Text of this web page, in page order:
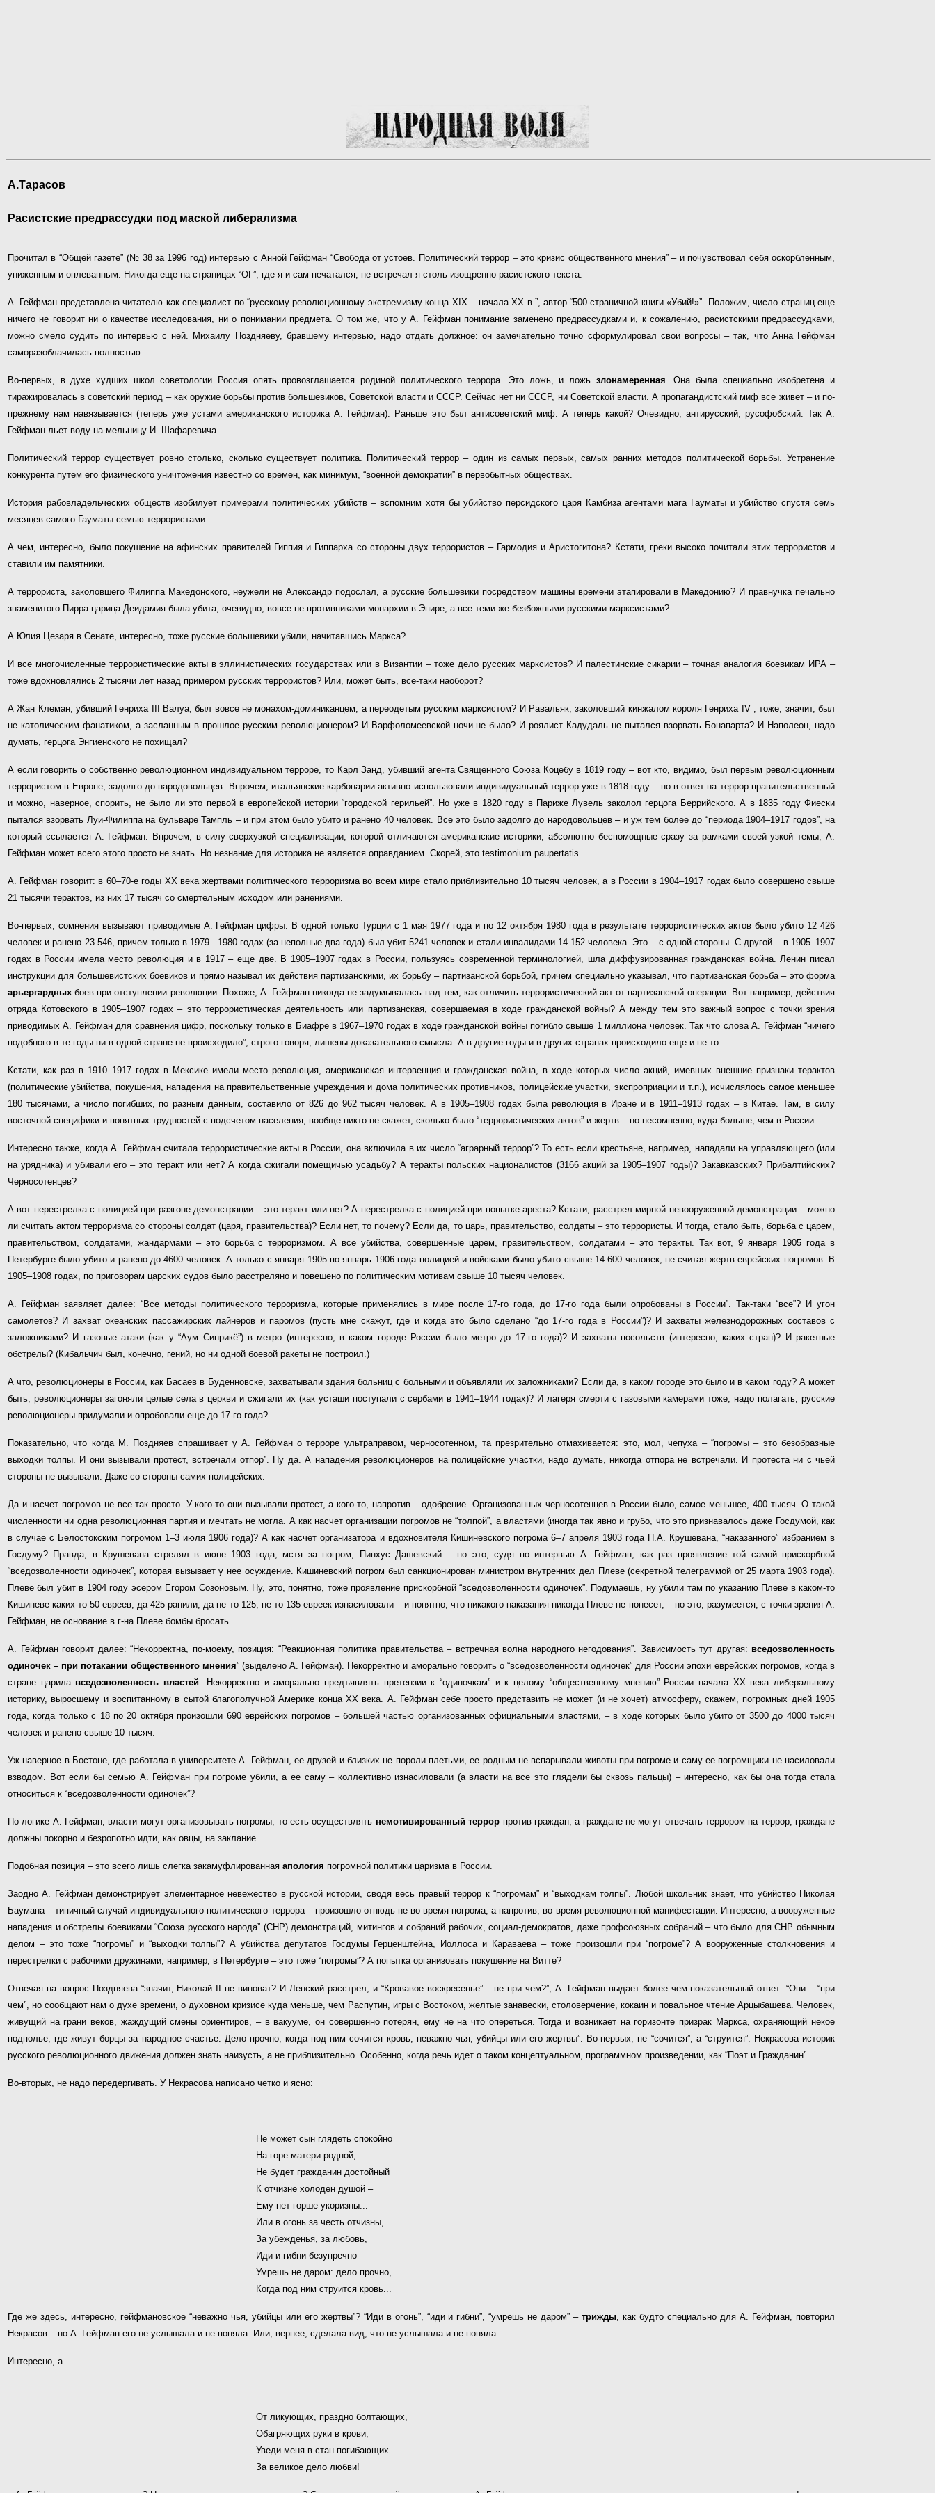
А.Тарасов
Расистские предрассудки под маской либерализма
Прочитал в “Общей газете” (№ 38 за 1996 год) интервью с Анной Гейфман “Свобода от устоев. Политический террор – это кризис общественного мнения” – и почувствовал себя оскорбленным,
униженным и оплеванным. Никогда еще на страницах “ОГ”, где я и сам печатался, не встречал я столь изощренно расистского текста.
А. Гейфман представлена читателю как специалист по “русскому революционному экстремизму конца XIX – начала XX в.”, автор “500-страничной книги «Убий!»”. Положим, число страниц еще
ничего не говорит ни о качестве исследования, ни о понимании предмета. О том же, что у А. Гейфман понимание заменено предрассудками и, к сожалению, расистскими предрассудками,
можно смело судить по интервью с ней. Михаилу Поздняеву, бравшему интервью, надо отдать должное: он замечательно точно сформулировал свои вопросы – так, что Анна Гейфман
саморазоблачилась полностью.
Во-первых, в духе худших школ советологии Россия опять провозглашается родиной политического террора. Это ложь, и ложь злонамеренная. Она была специально изобретена и
тиражировалась в советский период – как оружие борьбы против большевиков, Советской власти и СССР. Сейчас нет ни СССР, ни Советской власти. А пропагандистский миф все живет – и по-
прежнему нам навязывается (теперь уже устами американского историка А. Гейфман). Раньше это был антисоветский миф. А теперь какой? Очевидно, антирусский, русофобский. Так А.
Гейфман льет воду на мельницу И. Шафаревича.
Политический террор существует ровно столько, сколько существует политика. Политический террор – один из самых первых, самых ранних методов политической борьбы. Устранение
конкурента путем его физического уничтожения известно со времен, как минимум, “военной демократии” в первобытных обществах.
История рабовладельческих обществ изобилует примерами политических убийств – вспомним хотя бы убийство персидского царя Камбиза агентами мага Гауматы и убийство спустя семь
месяцев самого Гауматы семью террористами.
А чем, интересно, было покушение на афинских правителей Гиппия и Гиппарха со стороны двух террористов – Гармодия и Аристогитона? Кстати, греки высоко почитали этих террористов и
ставили им памятники.
А террориста, заколовшего Филиппа Македонского, неужели не Александр подослал, а русские большевики посредством машины времени этапировали в Македонию? И правнучка печально
знаменитого Пирра царица Деидамия была убита, очевидно, вовсе не противниками монархии в Эпире, а все теми же безбожными русскими марксистами?
А Юлия Цезаря в Сенате, интересно, тоже русские большевики убили, начитавшись Маркса?
И все многочисленные террористические акты в эллинистических государствах или в Византии – тоже дело русских марксистов? И палестинские сикарии – точная аналогия боевикам ИРА –
тоже вдохновлялись 2 тысячи лет назад примером русских террористов? Или, может быть, все-таки наоборот?
А Жан Клеман, убивший Генриха III Валуа, был вовсе не монахом-доминиканцем, а переодетым русским марксистом? И Равальяк, заколовший кинжалом короля Генриха IV , тоже, значит, был
не католическим фанатиком, а засланным в прошлое русским революционером? И Варфоломеевской ночи не было? И роялист Кадудаль не пытался взорвать Бонапарта? И Наполеон, надо
думать, герцога Энгиенского не похищал?
А если говорить о собственно революционном индивидуальном терроре, то Карл Занд, убивший агента Священного Союза Коцебу в 1819 году – вот кто, видимо, был первым революционным
террористом в Европе, задолго до народовольцев. Впрочем, итальянские карбонарии активно использовали индивидуальный террор уже в 1818 году – но в ответ на террор правительственный
и можно, наверное, спорить, не было ли это первой в европейской истории “городской герильей”. Но уже в 1820 году в Париже Лувель заколол герцога Беррийского. А в 1835 году Фиески
пытался взорвать Луи-Филиппа на бульваре Тампль – и при этом было убито и ранено 40 человек. Все это было задолго до народовольцев – и уж тем более до “периода 1904–1917 годов”, на
который ссылается А. Гейфман. Впрочем, в силу сверхузкой специализации, которой отличаются американские историки, абсолютно беспомощные сразу за рамками своей узкой темы, А.
Гейфман может всего этого просто не знать. Но незнание для историка не является оправданием. Скорей, это testimonium paupertatis .
А. Гейфман говорит: в 60–70-е годы XX века жертвами политического терроризма во всем мире стало приблизительно 10 тысяч человек, а в России в 1904–1917 годах было совершено свыше
21 тысячи терактов, из них 17 тысяч со смертельным исходом или ранениями.
Во-первых, сомнения вызывают приводимые А. Гейфман цифры. В одной только Турции с 1 мая 1977 года и по 12 октября 1980 года в результате террористических актов было убито 12 426
человек и ранено 23 546, причем только в 1979 –1980 годах (за неполные два года) был убит 5241 человек и стали инвалидами 14 152 человека. Это – с одной стороны. С другой – в 1905–1907
годах в России имела место революция и в 1917 – еще две. В 1905–1907 годах в России, пользуясь современной терминологией, шла диффузированная гражданская война. Ленин писал
инструкции для большевистских боевиков и прямо называл их действия партизанскими, их борьбу – партизанской борьбой, причем специально указывал, что партизанская борьба – это форма
арьергардныхбоев при отступлении революции. Похоже, А. Гейфман никогда не задумывалась над тем, как отличить террористический акт от партизанской операции. Вот например, действия
отряда Котовского в 1905–1907 годах – это террористическая деятельность или партизанская, совершаемая в ходе гражданской войны? А между тем это важный вопрос с точки зрения
приводимых А. Гейфман для сравнения цифр, поскольку только в Биафре в 1967–1970 годах в ходе гражданской войны погибло свыше 1 миллиона человек. Так что слова А. Гейфман “ничего
подобного в те годы ни в одной стране не происходило”, строго говоря, лишены доказательного смысла. А в другие годы и в других странах происходило еще и не то.
Кстати, как раз в 1910–1917 годах в Мексике имели место революция, американская интервенция и гражданская война, в ходе которых число акций, имевших внешние признаки терактов
(политические убийства, покушения, нападения на правительственные учреждения и дома политических противников, полицейские участки, экспроприации и т.п.), исчислялось самое меньшее
180 тысячами, а число погибших, по разным данным, составило от 826 до 962 тысяч человек. А в 1905–1908 годах была революция в Иране и в 1911–1913 годах – в Китае. Там, в силу
восточной специфики и понятных трудностей с подсчетом населения, вообще никто не скажет, сколько было “террористических актов” и жертв – но несомненно, куда больше, чем в России.
Интересно также, когда А. Гейфман считала террористические акты в России, она включила в их число “аграрный террор”? То есть если крестьяне, например, нападали на управляющего (или
на урядника) и убивали его – это теракт или нет? А когда сжигали помещичью усадьбу? А теракты польских националистов (3166 акций за 1905–1907 годы)? Закавказских? Прибалтийских?
Черносотенцев?
А вот перестрелка с полицией при разгоне демонстрации – это теракт или нет? А перестрелка с полицией при попытке ареста? Кстати, расстрел мирной невооруженной демонстрации – можно
ли считать актом терроризма со стороны солдат (царя, правительства)? Если нет, то почему? Если да, то царь, правительство, солдаты – это террористы. И тогда, стало быть, борьба с царем,
правительством, солдатами, жандармами – это борьба с терроризмом. А все убийства, совершенные царем, правительством, солдатами – это теракты. Так вот, 9 января 1905 года в
Петербурге было убито и ранено до 4600 человек. А только с января 1905 по январь 1906 года полицией и войсками было убито свыше 14 600 человек, не считая жертв еврейских погромов. В
1905–1908 годах, по приговорам царских судов было расстреляно и повешено по политическим мотивам свыше 10 тысяч человек.
А. Гейфман заявляет далее: “Все методы политического терроризма, которые применялись в мире после 17-го года, до 17-го года были опробованы в России”. Так-таки “все”? И угон
самолетов? И захват океанских пассажирских лайнеров и паромов (пусть мне скажут, где и когда это было сделано “до 17-го года в России”)? И захваты железнодорожных составов с
заложниками? И газовые атаки (как у “Аум Синрикё”) в метро (интересно, в каком городе России было метро до 17-го года)? И захваты посольств (интересно, каких стран)? И ракетные
обстрелы? (Кибальчич был, конечно, гений, но ни одной боевой ракеты не построил.)
А что, революционеры в России, как Басаев в Буденновске, захватывали здания больниц с больными и объявляли их заложниками? Если да, в каком городе это было и в каком году? А может
быть, революционеры загоняли целые села в церкви и сжигали их (как усташи поступали с сербами в 1941–1944 годах)? И лагеря смерти с газовыми камерами тоже, надо полагать, русские
революционеры придумали и опробовали еще до 17-го года?
Показательно, что когда М. Поздняев спрашивает у А. Гейфман о терроре ультраправом, черносотенном, та презрительно отмахивается: это, мол, чепуха – “погромы – это безобразные
выходки толпы. И они вызывали протест, встречали отпор”. Ну да. А нападения революционеров на полицейские участки, надо думать, никогда отпора не встречали. И протеста ни с чьей
стороны не вызывали. Даже со стороны самих полицейских.
Да и насчет погромов не все так просто. У кого-то они вызывали протест, а кого-то, напротив – одобрение. Организованных черносотенцев в России было, самое меньшее, 400 тысяч. О такой
численности ни одна революционная партия и мечтать не могла. А как насчет организации погромов не “толпой”, а властями (иногда так явно и грубо, что это признавалось даже Госдумой, как
в случае с Белостокским погромом 1–3 июля 1906 года)? А как насчет организатора и вдохновителя Кишиневского погрома 6–7 апреля 1903 года П.А. Крушевана, “наказанного” избранием в
Госдуму? Правда, в Крушевана стрелял в июне 1903 года, мстя за погром, Пинхус Дашевский – но это, судя по интервью А. Гейфман, как раз проявление той самой прискорбной
“вседозволенности одиночек”, которая вызывает у нее осуждение. Кишиневский погром был санкционирован министром внутренних дел Плеве (секретной телеграммой от 25 марта 1903 года).
Плеве был убит в 1904 году эсером Егором Созоновым. Ну, это, понятно, тоже проявление прискорбной “вседозволенности одиночек”. Подумаешь, ну убили там по указанию Плеве в каком-то
Кишиневе каких-то 50 евреев, да 425 ранили, да не то 125, не то 135 евреек изнасиловали – и понятно, что никакого наказания никогда Плеве не понесет, – но это, разумеется, с точки зрения А.
Гейфман, не основание в г-на Плеве бомбы бросать.
А. Гейфман говорит далее: “Некорректна, по-моему, позиция: “Реакционная политика правительства – встречная волна народного негодования”. Зависимость тут другая: вседозволенность
одиночек – при потакании общественного мнения” (выделено А. Гейфман). Некорректно и аморально говорить о “вседозволенности одиночек” для России эпохи еврейских погромов, когда в
стране царила вседозволенность властей. Некорректно и аморально предъявлять претензии к “одиночкам” и к целому “общественному мнению” России начала XX века либеральному
историку, выросшему и воспитанному в сытой благополучной Америке конца XX века. А. Гейфман себе просто представить не может (и не хочет) атмосферу, скажем, погромных дней 1905
года, когда только с 18 по 20 октября произошли 690 еврейских погромов – большей частью организованных официальными властями, – в ходе которых было убито от 3500 до 4000 тысяч
человек и ранено свыше 10 тысяч.
Уж наверное в Бостоне, где работала в университете А. Гейфман, ее друзей и близких не пороли плетьми, ее родным не вспарывали животы при погроме и саму ее погромщики не насиловали
взводом. Вот если бы семью А. Гейфман при погроме убили, а ее саму – коллективно изнасиловали (а власти на все это глядели бы сквозь пальцы) – интересно, как бы она тогда стала
относиться к “вседозволенности одиночек”?
По логике А. Гейфман, власти могут организовывать погромы, то есть осуществлять немотивированный террор против граждан, а граждане не могут отвечать террором на террор, граждане
должны покорно и безропотно идти, как овцы, на заклание.
Подобная позиция – это всего лишь слегка закамуфлированная апология погромной политики царизма в России.
Заодно А. Гейфман демонстрирует элементарное невежество в русской истории, сводя весь правый террор к “погромам” и “выходкам толпы”. Любой школьник знает, что убийство Николая
Баумана – типичный случай индивидуального политического террора – произошло отнюдь не во время погрома, а напротив, во время революционной манифестации. Интересно, а вооруженные
нападения и обстрелы боевиками “Союза русского народа” (СНР) демонстраций, митингов и собраний рабочих, социал-демократов, даже профсоюзных собраний – что было для СНР обычным
делом – это тоже “погромы” и “выходки толпы”? А убийства депутатов Госдумы Герценштейна, Иоллоса и Караваева – тоже произошли при “погроме”? А вооруженные столкновения и
перестрелки с рабочими дружинами, например, в Петербурге – это тоже “погромы”? А попытка организовать покушение на Витте?
Отвечая на вопрос Поздняева “значит, Николай II не виноват? И Ленский расстрел, и “Кровавое воскресенье” – не при чем?”, А. Гейфман выдает более чем показательный ответ: “Они – “при
чем”, но сообщают нам о духе времени, о духовном кризисе куда меньше, чем Распутин, игры с Востоком, желтые занавески, столоверчение, кокаин и повальное чтение Арцыбашева. Человек,
живущий на грани веков, жаждущий смены ориентиров, – в вакууме, он совершенно потерян, ему не на что опереться. Тогда и возникает на горизонте призрак Маркса, охраняющий некое
подполье, где живут борцы за народное счастье. Дело прочно, когда под ним сочится кровь, неважно чья, убийцы или его жертвы”. Во-первых, не “сочится”, а “струится”. Некрасова историк
русского революционного движения должен знать наизусть, а не приблизительно. Особенно, когда речь идет о таком концептуальном, программном произведении, как “Поэт и Гражданин”.
Во-вторых, не надо передергивать. У Некрасова написано четко и ясно:
Не может сын глядеть спокойно
На горе матери родной,
Не будет гражданин достойный
К отчизне холоден душой –
Ему нет горше укоризны...
Или в огонь за честь отчизны,
За убежденья, за любовь,
Иди и гибни безупречно –
Умрешь не даром: дело прочно,
Когда под ним струится кровь...
Где же здесь, интересно, гейфмановское “неважно чья, убийцы или его жертвы”? “Иди в огонь”, “иди и гибни”, “умрешь не даром” –трижды, как будто специально для А. Гейфман, повторил
Некрасов – но А. Гейфман его не услышала и не поняла. Или, вернее, сделала вид, что не услышала и не поняла.
Интересно, а
От ликующих, праздно болтающих,
Обагряющих руки в крови,
Уведи меня в стан погибающих
За великое дело любви!